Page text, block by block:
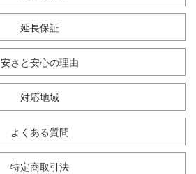
延長保証
安さと安心の理由
対応地域
よくある質問
特定商取引法